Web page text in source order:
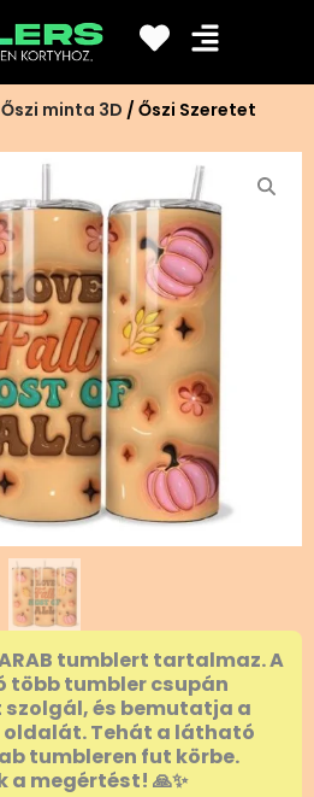
Őszi minta 3D / Őszi Szeretet
tumblert tartalmaz. A
több tumbler csupán
és bemutatja a
Tehát a látható
tumbleren fut körbe.
a megértést! 🙏✨